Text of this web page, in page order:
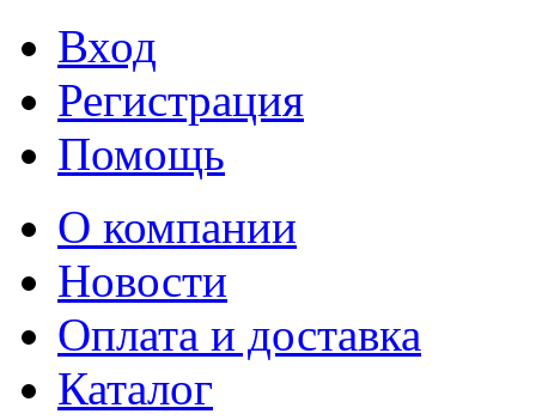
Вход
Регистрация
Помощь
О компании
Новости
Оплата и доставка
Каталог